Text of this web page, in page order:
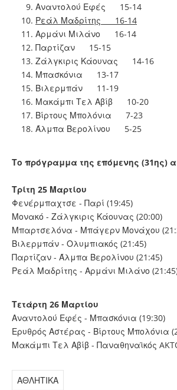
Αναντολού Εφές 15-14
Ρεάλ Μαδρίτης 16-14
Αρμάνι Μιλάνο 16-14
Παρτίζαν 15-15
Ζάλγκιρις Κάουνας 14-16
Μπασκόνια 13-17
Βιλερμπάν 11-19
Μακάμπι Τελ Αβίβ 10-20
Βίρτους Μπολόνια 7-23
Άλμπα Βερολίνου 5-25
Το πρόγραμμα της επόμενης (31ης)
Τρίτη 25 Μαρτίου
Φενέρμπαχτσε - Παρί (19:45)
Μονακό - Ζάλγκιρις Κάουνας (20:00)
Μπαρτσελόνα - Μπάγερν Μονάχου
Βιλερμπάν - Ολυμπιακός (21:45)
Παρτίζαν - Άλμπα Βερολίνου (21:45)
Ρεάλ Μαδρίτης - Αρμάνι Μιλάνο
Τετάρτη 26 Μαρτίου
Αναντολού Εφές - Μπασκόνια (19:30)
Ερυθρός Αστέρας - Βίρτους Μπολόνια
Μακάμπι Τελ Αβίβ - Παναθηναϊκός
ΑΘΛΗΤΙΚΑ